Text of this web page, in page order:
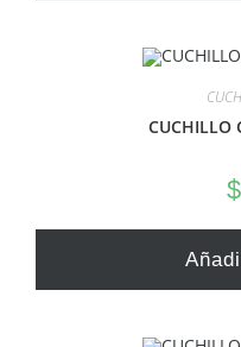
CUCHILLO
$